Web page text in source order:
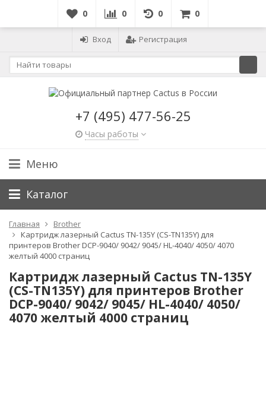
0 0 0 0
Вход Регистрация
+7 (495) 477-56-25
Часы работы
Меню
Каталог
Главная
Brother
Картридж лазерный Cactus TN-135Y (CS-TN135Y) для
принтеров Brother DCP-9040/ 9042/ 9045/ HL-4040/ 4050/ 4070
желтый 4000 страниц
Картридж лазерный Cactus TN-135Y
(CS-TN135Y) для принтеров Brother
DCP-9040/ 9042/ 9045/ HL-4040/ 4050/
4070 желтый 4000 страниц